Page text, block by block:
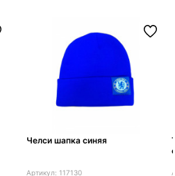
Челси шапка синяя
117130